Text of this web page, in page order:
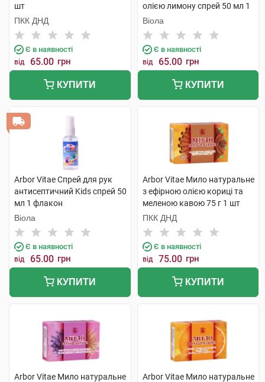
шт
ПКК ДНД
Є в наявності
від 65.00 грн
КУПИТИ
олією лимону спрей 50 мл 1
флакон
Віола
Є в наявності
від 65.00 грн
КУПИТИ
Arbor Vitae Спрей для рук
антисептичний Kids спрей 50
мл 1 флакон
Віола
Є в наявності
від 65.00 грн
КУПИТИ
Arbor Vitae Мило натуральне
з ефірною олією кориці та
меленою кавою 75 г 1 шт
ПКК ДНД
Є в наявності
від 75.00 грн
КУПИТИ
Arbor Vitae Мило натуральне
Arbor Vitae Мило натуральне